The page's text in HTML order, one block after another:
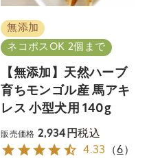
無添加
ネコポスOK 2個まで
【無添加】天然ハーブ
育ちモンゴル産 馬アキ
レス 小型犬用 140g
販売価格 2,934 税込
4.33 （ 6 ）